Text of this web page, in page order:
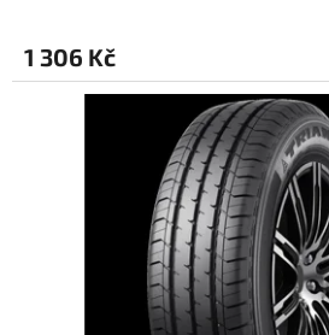
1 306 Kč